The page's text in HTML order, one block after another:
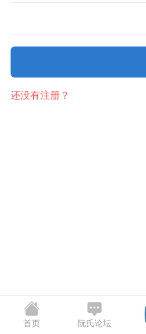
还没有注册？
首页 阮氏论坛